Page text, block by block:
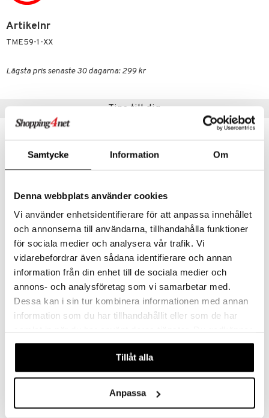
Samtycke Information Om
Denna webbplats använder cookies
Vi använder enhetsidentifierare för att anpassa innehållet
och annonserna till användarna, tillhandahålla funktioner
för sociala medier och analysera vår trafik. Vi
vidarebefordrar även sådana identifierare och annan
information från din enhet till de sociala medier och
annons- och analysföretag som vi samarbetar med.
Dessa kan i sin tur kombinera informationen med annan
information som du har tillhandahållit eller som de har
våra cookies vid fortsatt användande av vår webbplats.
Tillåt alla
Anpassa
Artikelnr
TME59-1-XX
Lägsta pris senaste 30 dagarna: 299 kr
Tips till dig
MIR Beads 2-Go DIY Jewelry Set
MAKE IT REAL
179
MIR Color Change Diy Bracelets
MAKE IT REAL
65